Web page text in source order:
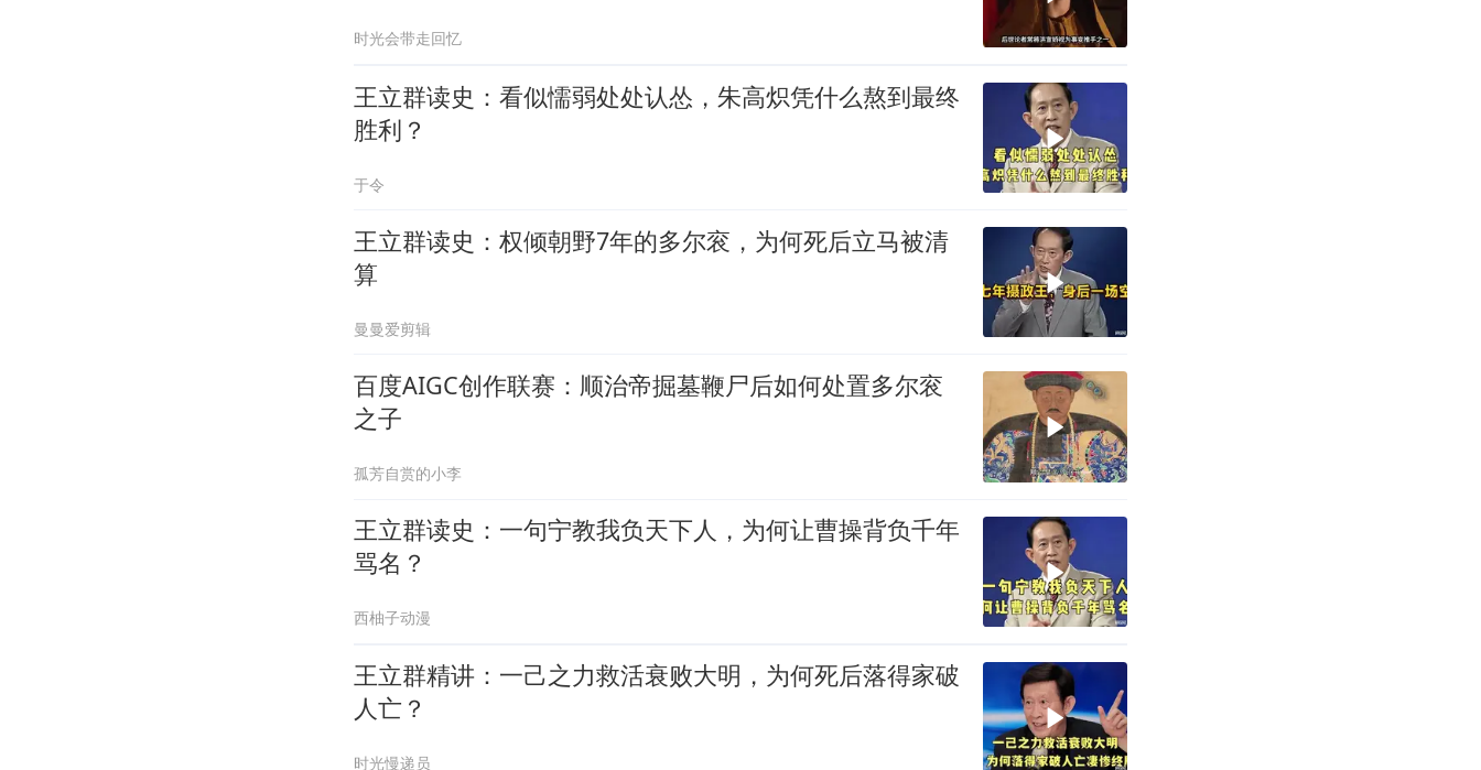
时光会带走回忆
王立群读史：看似懦弱处处认怂，朱高炽凭什么熬到最终
胜利？
于令
王立群读史：权倾朝野7年的多尔衮，为何死后立马被清
算
曼曼爱剪辑
百度AIGC创作联赛：顺治帝掘墓鞭尸后如何处置多尔衮
之子
孤芳自赏的小李
王立群读史：一句宁教我负天下人，为何让曹操背负千年
骂名？
西柚子动漫
王立群精讲：一己之力救活衰败大明，为何死后落得家破
人亡？
时光慢递员